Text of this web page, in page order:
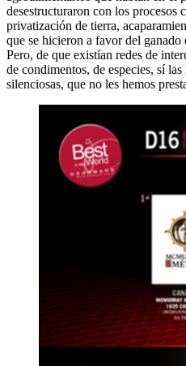
desestructuraron con los procesos
privatización de tierra,
que se hicieron a favor del ganado
Pero, de que existían redes de
de condimentos, de especies, sí
silenciosas, que no les hemos